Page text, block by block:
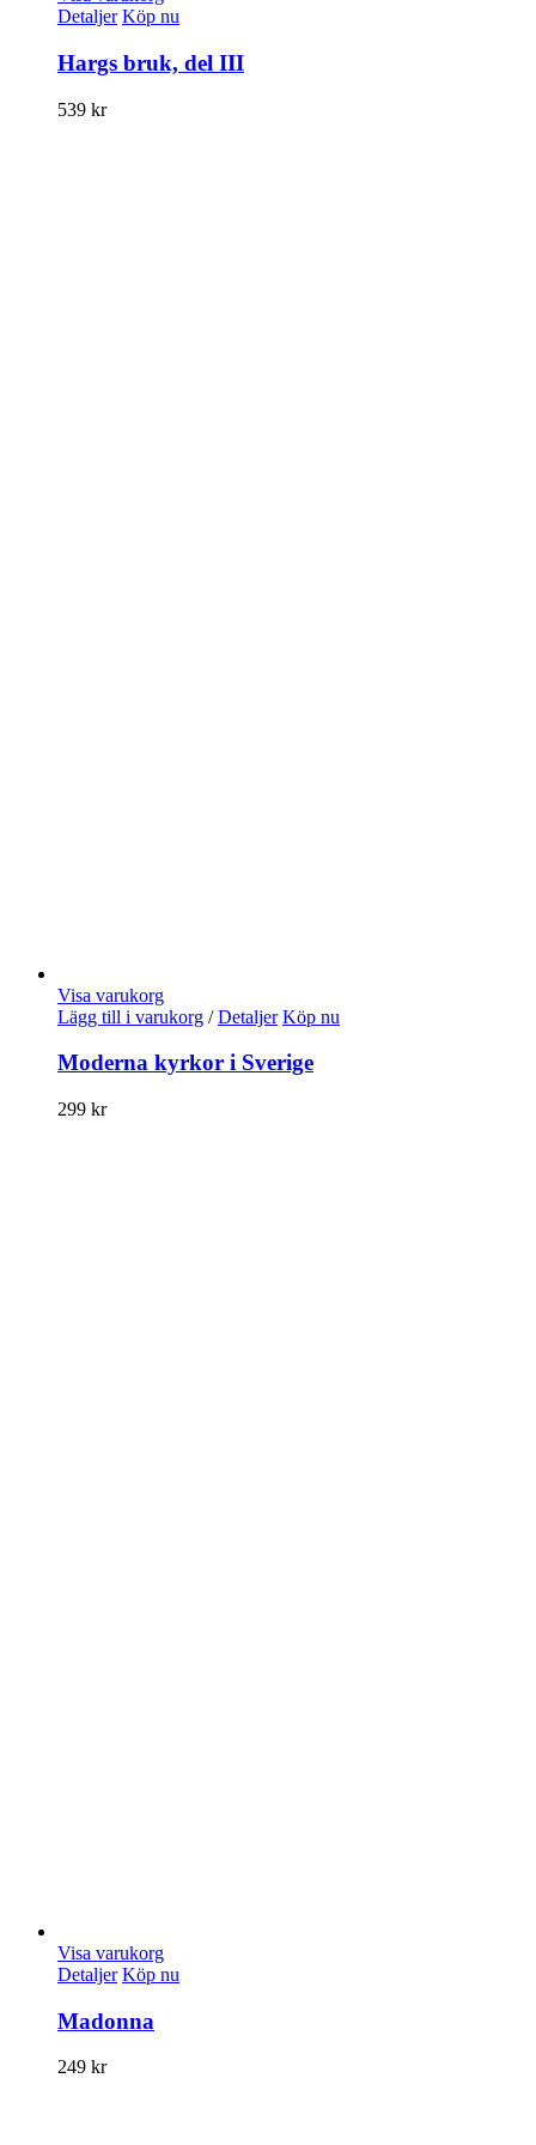
Detaljer Köp nu
Hargs bruk, del III
539 kr
Visa varukorg
Lägg till i varukorg / Detaljer Köp nu
Moderna kyrkor i Sverige
299 kr
Visa varukorg
Detaljer Köp nu
Madonna
249 kr